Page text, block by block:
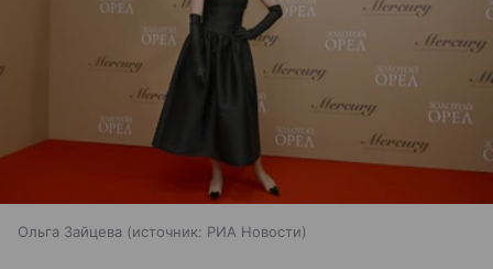
Ольга Зайцева источник: РИА Новости